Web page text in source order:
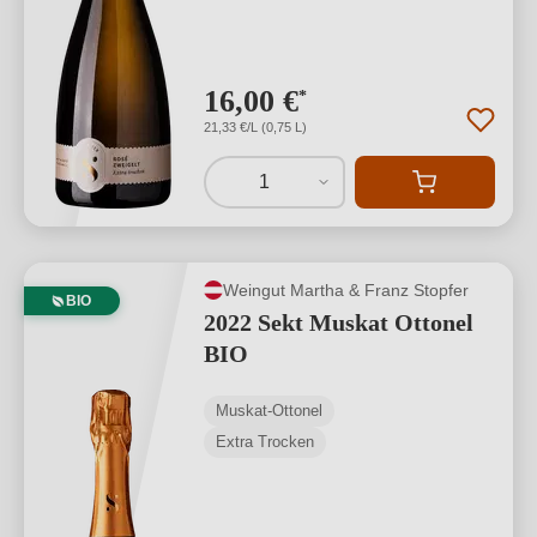
16,00 €*
21,33 €/L (0,75 L)
1
BIO
Weingut Martha & Franz Stopfer
2022 Sekt Muskat Ottonel
BIO
Muskat-Ottonel
Extra Trocken